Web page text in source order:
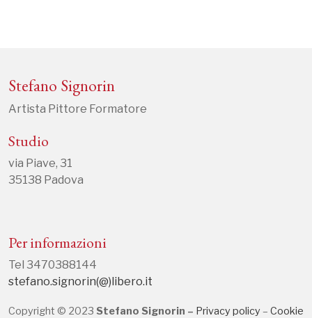
Stefano Signorin
Artista Pittore Formatore
Studio
via Piave, 31
35138 Padova
Per informazioni
Tel 3470388144
stefano.signorin(@)libero.it
Copyright © 2023 Stefano Signorin – Privacy policy – Cookie